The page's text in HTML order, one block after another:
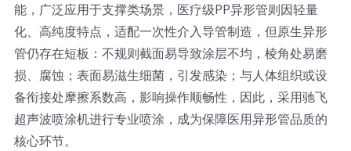
超声波喷涂原理
喷涂的影响因素
超声波喷雾成型系统
能，广泛应用于支撑类场景，医疗级PP异形管则因轻量
化、高纯度特点，适配一次性介入导管制造，但原生异形
管仍存在短板：不规则截面易导致涂层不均，棱角处易磨
损、腐蚀；表面易滋生细菌，引发感染；与人体组织或设
备衔接处摩擦系数高，影响操作顺畅性，因此，采用驰飞
超声波喷涂机进行专业喷涂，成为保障医用异形管品质的
核心环节。